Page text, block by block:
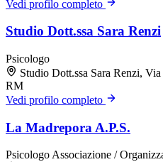
Vedi profilo completo
Studio Dott.ssa Sara Renzi
Psicologo
Studio Dott.ssa Sara Renzi,
RM
Vedi profilo completo
La Madrepora A.P.S.
PsicologoAssociazione /